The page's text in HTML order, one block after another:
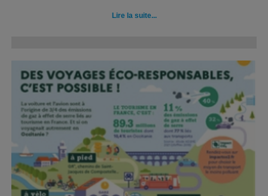
Lire la suite...